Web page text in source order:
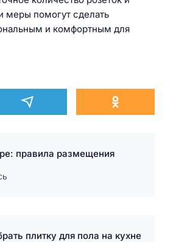
меры помогут сделать
и комфортным для
правила размещения
плитку для пола на кухне